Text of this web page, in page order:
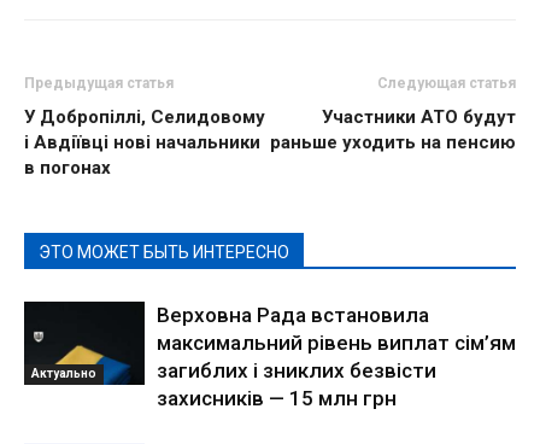
Предыдущая статья
У Добропіллі, Селидовому
і Авдіївці нові начальники
в погонах
Следующая статья
Участники АТО будут
раньше уходить на пенсию
ЭТО МОЖЕТ БЫТЬ ИНТЕРЕСНО
Актуально
Верховна Рада встановила
максимальний рівень виплат сім’ям
загиблих і зниклих безвісти
захисників — 15 млн грн